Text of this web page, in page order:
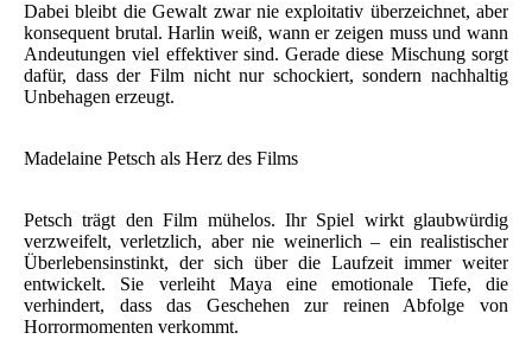
Dabei bleibt die Gewalt zwar nie exploitativ überzeichnet, aber
konsequent brutal. Harlin weiß, wann er zeigen muss und wann
Andeutungen viel effektiver sind. Gerade diese Mischung sorgt
dafür, dass der Film nicht nur schockiert, sondern nachhaltig
Unbehagen erzeugt.
Madelaine Petsch als Herz des Films
Petsch trägt den Film mühelos. Ihr Spiel wirkt glaubwürdig
verzweifelt, verletzlich, aber nie weinerlich – ein realistischer
Überlebensinstinkt, der sich über die Laufzeit immer weiter
entwickelt. Sie verleiht Maya eine emotionale Tiefe, die
verhindert, dass das Geschehen zur reinen Abfolge von
Horrormomenten verkommt.